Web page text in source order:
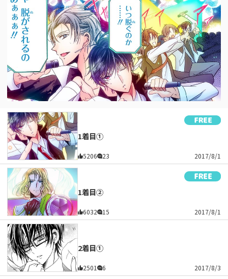
1着目①
5206 23 2017/8/1
1着目②
6032 15 2017/8/1
2着目①
2501 6 2017/8/3